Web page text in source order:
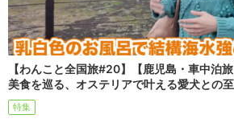
【わんこと全国旅#20】【鹿児島・車中泊
美食を巡る、オステリアで叶える愛犬との
特集